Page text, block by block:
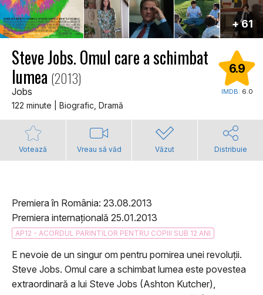
+ 61
Steve Jobs. Omul care a schimbat
lumea (2013)
Jobs
122 minute | Biografic, Dramă
6.9
IMDB: 6.0
Votează Vreau să văd Văzut Distribuie
Premiera în România: 23.08.2013
Premiera internațională 25.01.2013
AP12 - ACORDUL PARINTILOR PENTRU COPIII SUB 12 ANI
E nevoie de un singur om pentru pornirea unei revoluții.
Steve Jobs. Omul care a schimbat lumea este povestea
extraordinară a lui Steve Jobs (Ashton Kutcher),